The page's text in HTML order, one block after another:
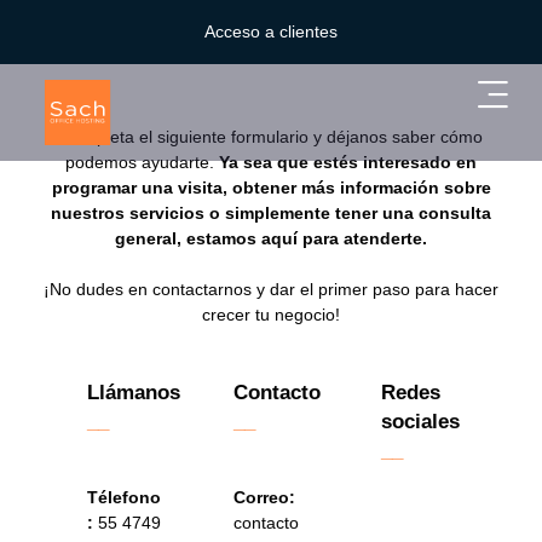
contenido
Acceso a clientes
Main
Menu
CONTACTO
Completa el siguiente formulario y déjanos saber cómo
podemos ayudarte.Ya sea que estés interesado en
programar una visita, obtener más información sobre
nuestros servicios o simplemente tener una consulta
general, estamos aquí para atenderte.
¡No dudes en contactarnos y dar el primer paso para hacer
crecer tu negocio!
Llámanos
Télefono
: 55 4749
Contacto
Correo:
contacto
Redes
sociales